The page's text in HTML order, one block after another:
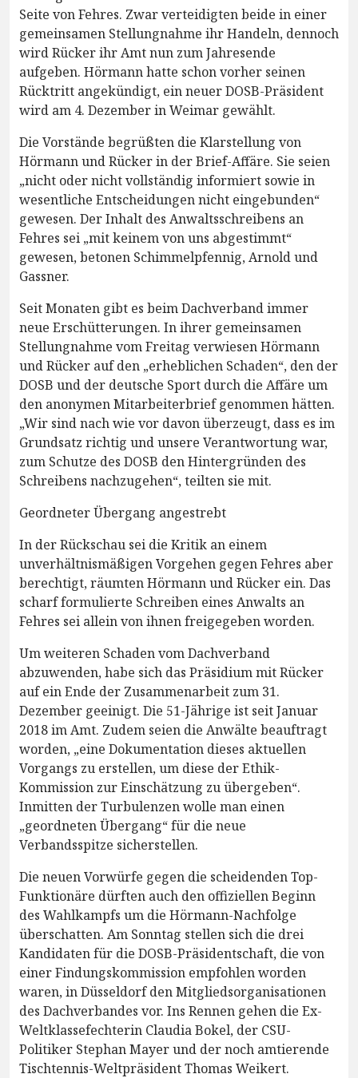
Seite von Fehres. Zwar verteidigten beide in einer
gemeinsamen Stellungnahme ihr Handeln, dennoch
wird Rücker ihr Amt nun zum Jahresende
aufgeben. Hörmann hatte schon vorher seinen
Rücktritt angekündigt, ein neuer DOSB-Präsident
wird am 4. Dezember in Weimar gewählt.
Die Vorstände begrüßten die Klarstellung von
Hörmann und Rücker in der Brief-Affäre. Sie seien
„nicht oder nicht vollständig informiert sowie in
wesentliche Entscheidungen nicht eingebunden“
gewesen. Der Inhalt des Anwaltsschreibens an
Fehres sei „mit keinem von uns abgestimmt“
gewesen, betonen Schimmelpfennig, Arnold und
Gassner.
Seit Monaten gibt es beim Dachverband immer
neue Erschütterungen. In ihrer gemeinsamen
Stellungnahme vom Freitag verwiesen Hörmann
und Rücker auf den „erheblichen Schaden“, den der
DOSB und der deutsche Sport durch die Affäre um
den anonymen Mitarbeiterbrief genommen hätten.
„Wir sind nach wie vor davon überzeugt, dass es im
Grundsatz richtig und unsere Verantwortung war,
zum Schutze des DOSB den Hintergründen des
Schreibens nachzugehen“, teilten sie mit.
Geordneter Übergang angestrebt
In der Rückschau sei die Kritik an einem
unverhältnismäßigen Vorgehen gegen Fehres aber
berechtigt, räumten Hörmann und Rücker ein. Das
scharf formulierte Schreiben eines Anwalts an
Fehres sei allein von ihnen freigegeben worden.
Um weiteren Schaden vom Dachverband
abzuwenden, habe sich das Präsidium mit Rücker
auf ein Ende der Zusammenarbeit zum 31.
Dezember geeinigt. Die 51-Jährige ist seit Januar
2018 im Amt. Zudem seien die Anwälte beauftragt
worden, „eine Dokumentation dieses aktuellen
Vorgangs zu erstellen, um diese der Ethik-
Kommission zur Einschätzung zu übergeben“.
Inmitten der Turbulenzen wolle man einen
„geordneten Übergang“ für die neue
Verbandsspitze sicherstellen.
Die neuen Vorwürfe gegen die scheidenden Top-
Funktionäre dürften auch den offiziellen Beginn
des Wahlkampfs um die Hörmann-Nachfolge
überschatten. Am Sonntag stellen sich die drei
Kandidaten für die DOSB-Präsidentschaft, die von
einer Findungskommission empfohlen worden
waren, in Düsseldorf den Mitgliedsorganisationen
des Dachverbandes vor. Ins Rennen gehen die Ex-
Weltklassefechterin Claudia Bokel, der CSU-
Politiker Stephan Mayer und der noch amtierende
Tischtennis-Weltpräsident Thomas Weikert.